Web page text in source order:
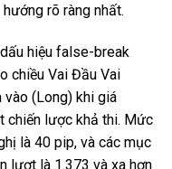
rõ ràng nhất.
hiệu false-break
chiều Vai Đầu Vai
vào (Long) khi giá
chiến lược khả thi. Mức
là 40 pip, và các mục
lượt là 1.373 và xa hơn